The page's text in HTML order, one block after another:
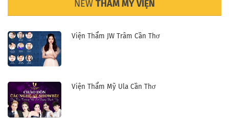
NEW THẨM MỸ VIỆN
Viện Thẩm JW Trâm Cần Thơ
Viện Thẩm Mỹ Ula Cần Thơ